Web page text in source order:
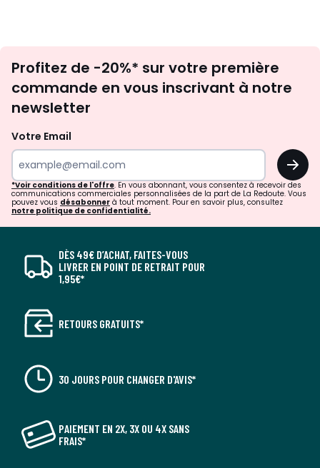
newsletter
Profitez de -20%* sur votre première
commande en vous inscrivant à notre
newsletter
Votre Email
OK
*Voir conditions de l'offre. En vous abonnant, vous consentez à recevoir des
communications commerciales personnalisées de la part de La Redoute. Vous
pouvez vous désabonner à tout moment. Pour en savoir plus, consultez
notre politique de confidentialité.
DÈS 49€ D’ACHAT, FAITES-VOUS
LIVRER EN POINT DE RETRAIT POUR
1,95€*
RETOURS GRATUITS*
30 JOURS POUR CHANGER D'AVIS*
PAIEMENT EN 2X, 3X OU 4X SANS
FRAIS*